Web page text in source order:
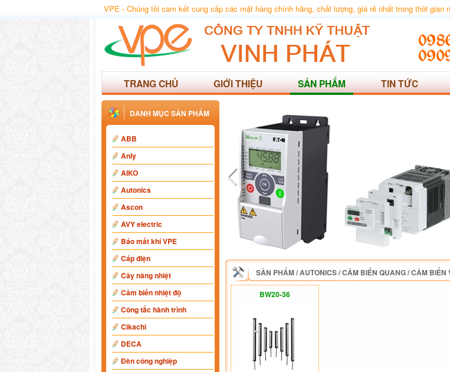
VPE - Chúng tôi cam kết cung cấp các mặt hàng chính hãng, chất lượng, giá rẻ nhất trong thời gian
TRANG CHỦ GIỚI THIỆU SẢN PHẨM TIN TỨC
DANH MỤC SẢN PHẨM
ABB
Anly
AIKO
Autonics
Ascon
AVY electric
Báo mất khí VPE
Cáp điện
Cây nâng nhiệt
Cảm biến nhiệt độ
Công tắc hành trình
Cikachi
DECA
Đèn công nghiệp
SẢN PHẨM/AUTONICS/CẢM BIẾN QUANG/CẢM BIẾN
BW20-36